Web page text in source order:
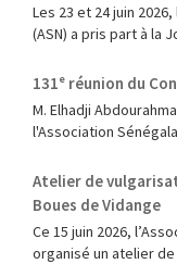
‎Les 23 et 24 juin
(ASN) a pris part à la
131ᵉ réunion du
M. Elhadji
l'Association
Atelier de
Boues de Vidange
Ce 15 juin 2026,
organisé un atelier